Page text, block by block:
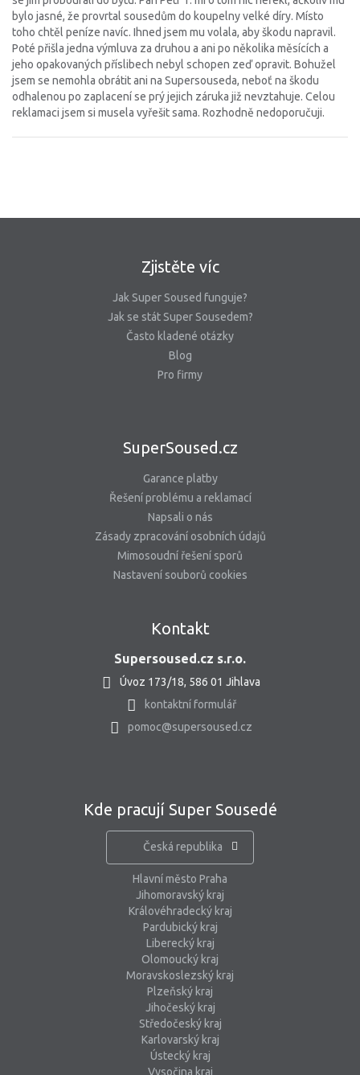
bylo jasné, že provrtal sousedům do koupelny velké díry. Místo
toho chtěl peníze navíc. Ihned jsem mu volala, aby škodu napravil.
Poté přišla jedna výmluva za druhou a ani po několika měsících a
jeho opakovaných příslibech nebyl schopen zeď opravit. Bohužel
jsem se nemohla obrátit ani na Supersouseda, neboť na škodu
odhalenou po zaplacení se prý jejich záruka již nevztahuje. Celou
reklamaci jsem si musela vyřešit sama. Rozhodně nedoporučuji.
Zjistěte víc
Jak Super Soused funguje?
Jak se stát Super Sousedem?
Často kladené otázky
Blog
Pro firmy
SuperSoused.cz
Garance platby
Řešení problému a reklamací
Napsali o nás
Zásady zpracování osobních údajů
Mimosoudní řešení sporů
Nastavení souborů cookies
Kontakt
Supersoused.cz s.r.o.
Úvoz 173/18, 586 01 Jihlava
kontaktní formulář
pomoc@supersoused.cz
Kde pracují Super Sousedé
Česká republika
Hlavní město Praha
Jihomoravský kraj
Královéhradecký kraj
Pardubický kraj
Liberecký kraj
Olomoucký kraj
Moravskoslezský kraj
Plzeňský kraj
Jihočeský kraj
Středočeský kraj
Karlovarský kraj
Ústecký kraj
Vysočina kraj